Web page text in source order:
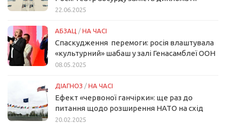
22.06.2025
АБЗАЦ / НА ЧАСІ
Спаскудження перемоги: росія влаштувала
«культурний» шабаш у залі Генасамблеї ООН
08.05.2025
ДІАГНОЗ / НА ЧАСІ
Ефект «червоної ганчірки»: ще раз до
питання щодо розширення НАТО на схід
20.02.2025